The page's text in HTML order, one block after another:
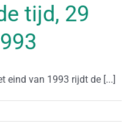
tijd, 29
eind van 1993 rijdt de [...]